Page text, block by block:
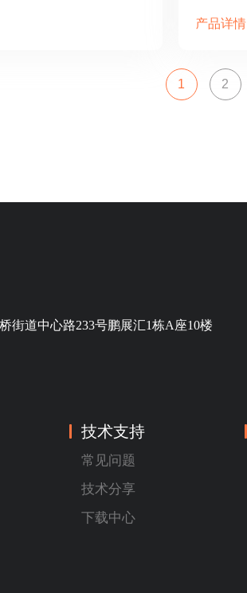
产品详情
1 2
街道中心路233号鹏展汇1栋A座10楼
技术支持
常见问题
技术分享
下载中心